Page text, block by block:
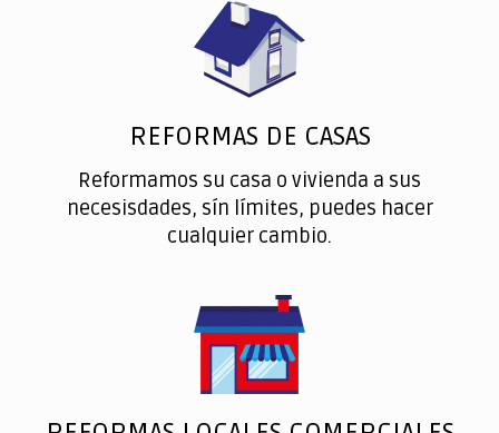
REFORMAS DE CASAS
Reformamos su casa o vivienda a sus
necesisdades, sín límites, puedes hacer
cualquier cambio.